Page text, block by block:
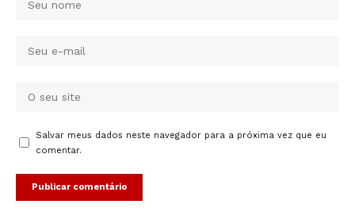
Salvar meus dados neste navegador para a próxima vez que eu
comentar.